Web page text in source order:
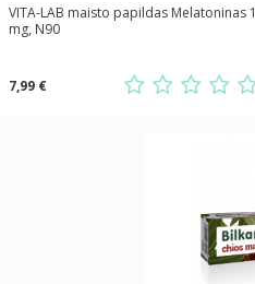
VITA-LAB maisto papildas Melatoninas 1
mg, N90
7,99 €